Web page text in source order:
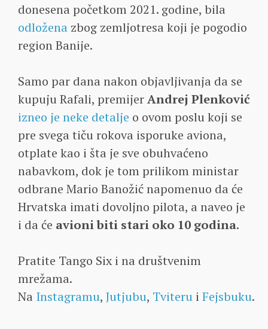
donesena početkom 2021. godine, bila
odložena zbog zemljotresa koji je pogodio
region Banije.
Samo par dana nakon objavljivanja da se
kupuju Rafali, premijerAndrej Plenković
izneo je neke detalje o ovom poslu koji se
pre svega tiču rokova isporuke aviona,
otplate kao i šta je sve obuhvaćeno
nabavkom, dok je tom prilikom ministar
odbrane Mario Banožić napomenuo da će
Hrvatska imati dovoljno pilota, a naveo je
i da će avioni biti stari oko 10 godina.
Pratite Tango Six i na društvenim
mrežama.
Na Instagramu, Jutjubu, Tviteru i Fejsbuku.